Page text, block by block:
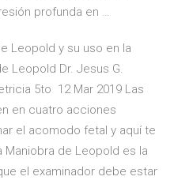
profunda en …
Leopold y su uso en la
Leopold Dr. Jesus G.
5to 12 Mar 2019 Las
en cuatro acciones
el acomodo fetal y aquí te
Maniobra de Leopold es la
el examinador debe estar